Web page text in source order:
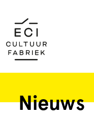
Film
Nieuws